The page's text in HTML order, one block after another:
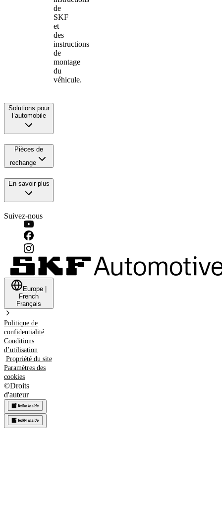
de
SKF
et
des
instructions
de
montage
du
véhicule.
Solutions pour
l’automobile
Pièces de
rechange
En savoir plus
Suivez-nous
Europe
French
Français
Politique de
confidentialité
Conditions
d’utilisation
Propriété du site
Paramètres des
cookies
©Droits
d'auteur